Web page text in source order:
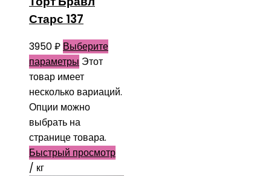
Старс 137
3950₽ Выберите
параметры Этот
товар имеет
несколько вариаций.
Опции можно
выбрать на
странице товара.
Быстрый просмотр
/ кг